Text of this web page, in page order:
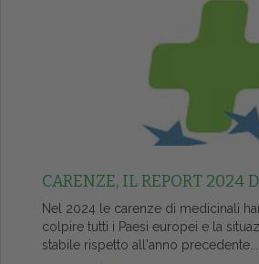
CARENZE, IL REPORT 2024
Nel 2024 le carenze di medicinali
colpire tutti i Paesi europei e la
stabile rispetto all'anno precedente...